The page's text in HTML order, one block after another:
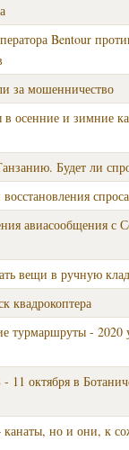
Bentour
за мошенничество
осенние и зимние
Будет ли
спроса
авиасообщения с
вещи в ручную
квадрокоптера
турмаршруты - 2020
11 октября в
но и они, к